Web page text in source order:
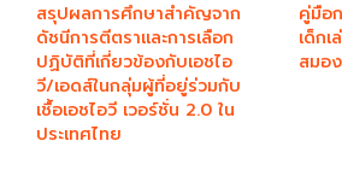
สรุปผลการศึกษาสำคัญจาก
ดัชนีการตีตราและการเลือก
ปฏิบัติที่เกี่ยวข้องกับเอชไอ
วี/เอดส์ในกลุ่มผู้ที่อยู่ร่วมกับ
เชื้อเอชไอวี เวอร์ชั่น 2.0 ใน
ประเทศไทย
คู่มือ
เด็ก
สมอ